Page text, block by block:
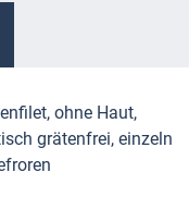
ohne Haut,
grätenfrei, einzeln